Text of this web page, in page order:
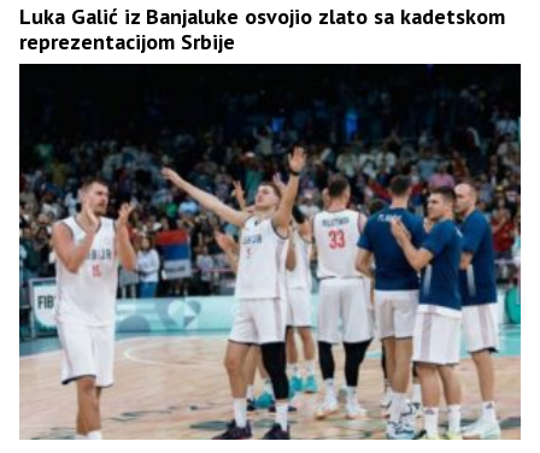
Luka Galić iz Banjaluke osvojio zlato sa kadetskom
reprezentacijom Srbije